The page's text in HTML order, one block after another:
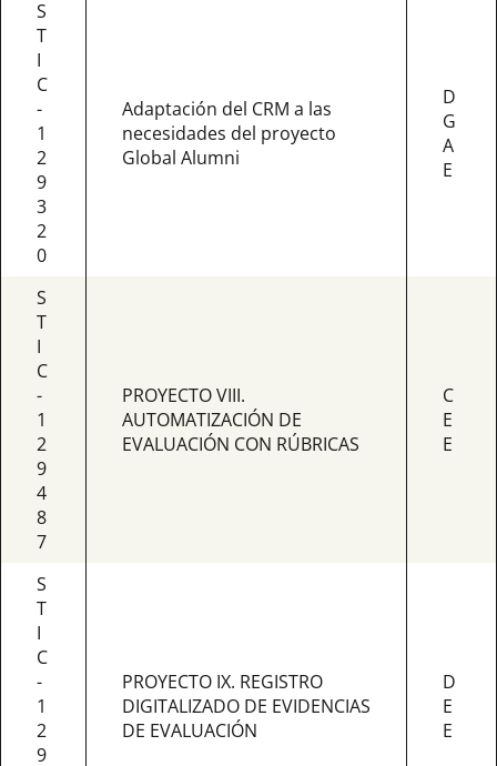
S
T
I
C
-
1
2
9
3
2
0
Adaptación del CRM a las
necesidades del proyecto
Global Alumni
D
G
A
E
S
T
I
C
-
1
2
9
4
8
7
PROYECTO VIII.
AUTOMATIZACIÓN DE
EVALUACIÓN CON RÚBRICAS
C
E
E
S
T
I
C
-
1
2
9
PROYECTO IX. REGISTRO
DIGITALIZADO DE EVIDENCIAS
DE EVALUACIÓN
D
E
E